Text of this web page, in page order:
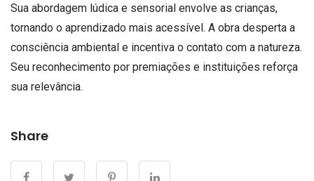
Sua abordagem lúdica e sensorial envolve as crianças,
tornando o aprendizado mais acessível. A obra desperta a
consciência ambiental e incentiva o contato com a natureza.
Seu reconhecimento por premiações e instituições reforça
sua relevância.
Share